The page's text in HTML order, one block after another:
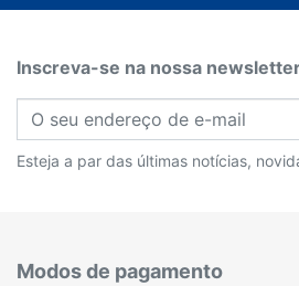
Inscreva-se na nossa
Esteja a par das últimas notícias,
Modos de pagamento